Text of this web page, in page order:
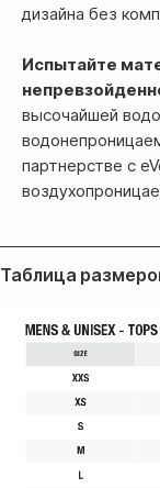
дизайна без
Испытайте
высочайшей
партнерстве с
Таблица
либо
после